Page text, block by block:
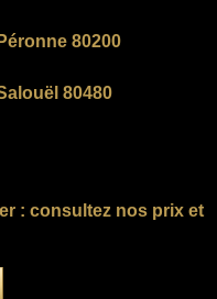
Péronne 80200
80480
: consultez nos prix et